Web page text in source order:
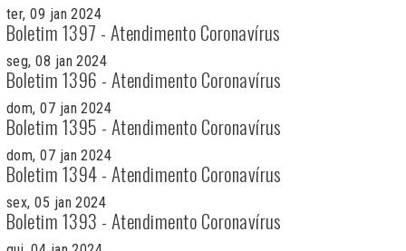
ter, 09 jan 2024
Boletim 1397 - Atendimento Coronavírus
seg, 08 jan 2024
Boletim 1396 - Atendimento Coronavírus
dom, 07 jan 2024
Boletim 1395 - Atendimento Coronavírus
dom, 07 jan 2024
Boletim 1394 - Atendimento Coronavírus
sex, 05 jan 2024
Boletim 1393 - Atendimento Coronavírus